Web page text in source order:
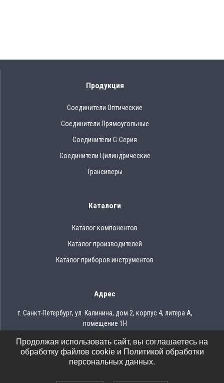
Продукция
Соединители Оптические
Соединители Прямоугольные
Соединители G-Серия
Соединители Цилиндрические
Трансиверы
Каталоги
Каталог компонентов
Каталог производителей
Каталог приборов инструментов
Адрес
г. Санкт-Петербург, ул. Калинина, дом 2, корпус 4, литера А,
помещение 1Н
Тел.: 8 (812) 309-75-97
Email: ocean@oceanchips.ru
Продолжая использовать сайт, вы соглашаетесь на
обработку файлов cookie и Политикой обработки
персональных данных.